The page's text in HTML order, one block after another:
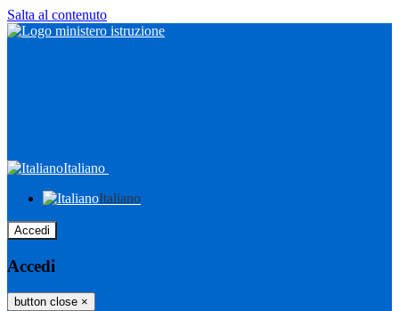
Salta al contenuto
Italiano
Italiano
Accedi
Accedi
button close ×